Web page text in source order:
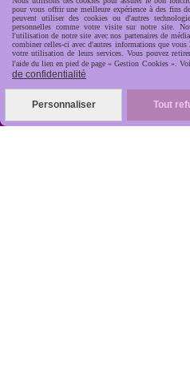
 apide,
pour vous offrir une meilleure expérience à des fins
peuvent utiliser des cookies ou d'autres
personnelles comme votre visite sur notre site.
l'utilisation de notre site avec nos partenaires de
combiner celles-ci avec d'autres informations que
votre utilisation de leurs services. Vous pouvez
l'aide du lien en pied de page « Gestion Cookies ».
de confidentialité
Personnaliser Tout